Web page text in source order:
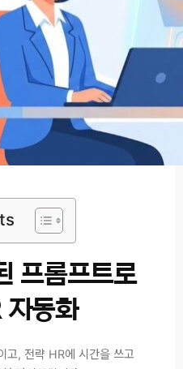
프롬프트로
자동화
, 전략 HR에 시간을 쓰고